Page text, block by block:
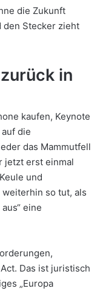
die Zukunft
den Stecker zieht
in
kaufen, Keynote
die
das Mammutfell
jetzt erst einmal
und
so tut, als
eine
Das ist juristisch
„Europa